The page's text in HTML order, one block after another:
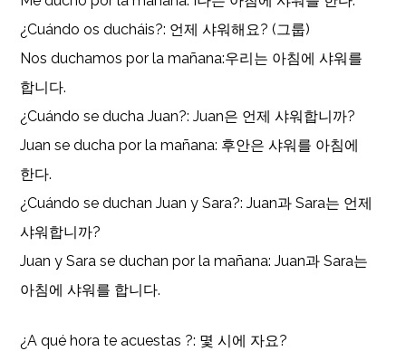
¿Cuándo os ducháis?: 언제 샤워해요? (그룹)
Nos duchamos por la mañana:우리는 아침에 샤워를
합니다.
¿Cuándo se ducha Juan?: Juan은 언제 샤워합니까?
Juan se ducha por la mañana: 후안은 샤워를 아침에
한다.
¿Cuándo se duchan Juan y Sara?: Juan과 Sara는 언제
샤워합니까?
Juan y Sara se duchan por la mañana: Juan과 Sara는
아침에 샤워를 합니다.
¿A qué hora te acuestas ?: 몇 시에 자요?